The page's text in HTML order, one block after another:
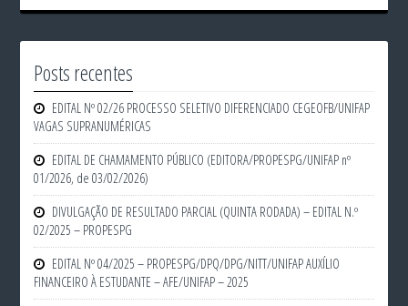
Posts recentes
EDITAL Nº 02/26 PROCESSO SELETIVO DIFERENCIADO CEGEOFB/UNIFAP
VAGAS SUPRANUMÉRICAS
EDITAL DE CHAMAMENTO PÚBLICO (EDITORA/PROPESPG/UNIFAP nº
01/2026, de 03/02/2026)
DIVULGAÇÃO DE RESULTADO PARCIAL (QUINTA RODADA) – EDITAL N.º
02/2025 – PROPESPG
EDITAL Nº 04/2025 – PROPESPG/DPQ/DPG/NITT/UNIFAP AUXÍLIO
FINANCEIRO À ESTUDANTE – AFE/UNIFAP – 2025